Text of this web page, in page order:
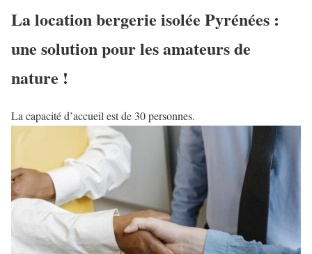
La location bergerie isolée Pyrénées :
une solution pour les amateurs de
nature !
La capacité d’accueil est de 30 personnes.